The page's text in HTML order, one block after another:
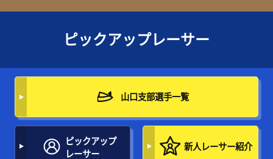
ピックアップレーサー
山口支部選手一覧
ピックアップ
レーサー
新人レーサー紹介